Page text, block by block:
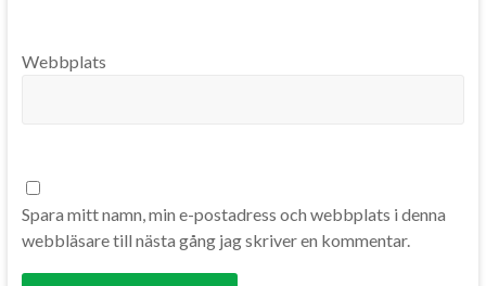
Webbplats
Spara mitt namn, min e-postadress och webbplats i denna
webbläsare till nästa gång jag skriver en kommentar.